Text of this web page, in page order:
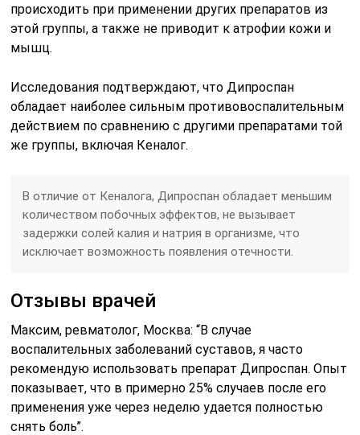
происходить при применении других препаратов из
этой группы, а также не приводит к атрофии кожи и
мышц.
Исследования подтверждают, что Дипроспан
обладает наиболее сильным противовоспалительным
действием по сравнению с другими препаратами той
же группы, включая Кеналог.
В отличие от Кеналога, Дипроспан обладает меньшим
количеством побочных эффектов, не вызывает
задержки солей калия и натрия в организме, что
исключает возможность появления отечности.
Отзывы врачей
Максим, ревматолог, Москва: “В случае
воспалительных заболеваний суставов, я часто
рекомендую использовать препарат Дипроспан. Опыт
показывает, что в примерно 25% случаев после его
применения уже через неделю удается полностью
снять боль”.